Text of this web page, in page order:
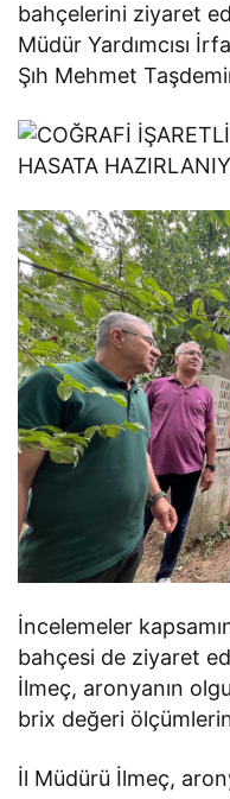
bahçelerini ziyaret
Müdür Yardımcısı
Şıh Mehmet
İncelemeler
bahçesi de ziyaret
İlmeç, aronyanın
brix değeri
İl Müdürü İlmeç,